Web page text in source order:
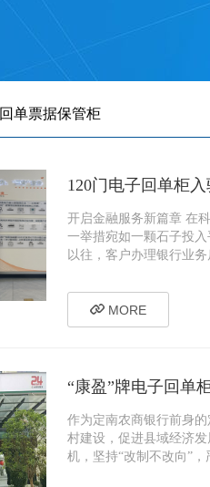
回单票据保管柜
120门电子回单柜
开启金融服务新篇章 在
一举措宛如一颗石子投
以往，客户办理银行业
MORE
“康盈”牌电子回单
作为定南农商银行前身
村建设，促进县域经济
机，坚持“改制不改向”